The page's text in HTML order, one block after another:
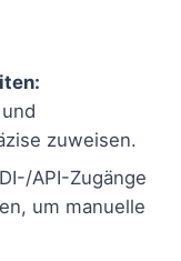
zuweisen.
API-Zugänge
um manuelle